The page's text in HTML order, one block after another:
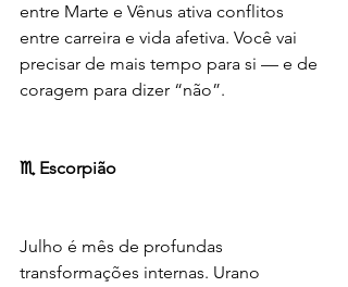
entre Marte e Vênus ativa conflitos
entre carreira e vida afetiva. Você vai
precisar de mais tempo para si — e de
coragem para dizer “não”.
♏ Escorpião
Julho é mês de profundas
transformações internas. Urano